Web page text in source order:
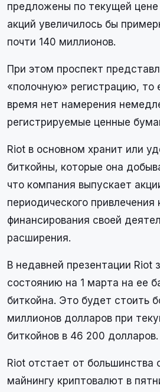
предложены по текущей цене
акций увеличилось бы
почти 140 миллионов.
При этом проспект
«полочную» регистрацию, то
время нет намерения
регистрируемые ценные
Riot в основном хранит или
биткойны, которые она
что компания выпускает
периодического привлечения
финансирования своей
расширения.
В недавней презентации Riot
состоянию на 1 марта на ее
биткойна. Это будет стоить
миллионов долларов при
биткойнов в 46 200 долларов.
Riot отстает от большинства
майнингу криптовалют в